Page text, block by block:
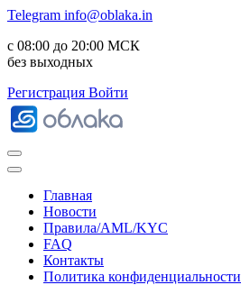
Telegram info@oblaka.in
с 08:00 до 20:00 МСК
без выходных
Регистрация Войти
Главная
Новости
Правила/AML/KYC
FAQ
Контакты
Политика конфиденциальности